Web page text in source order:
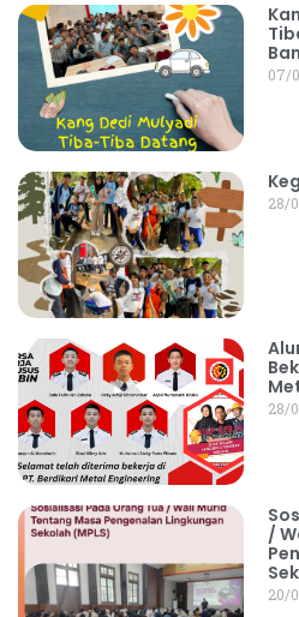
07/
28/
28/
/
20/